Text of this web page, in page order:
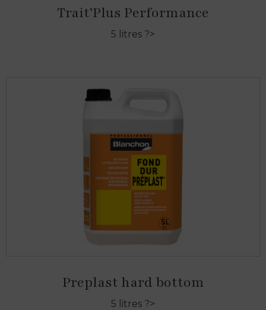
Trait’Plus Performance
5 litres ?>
Preplast hard bottom
5 litres ?>